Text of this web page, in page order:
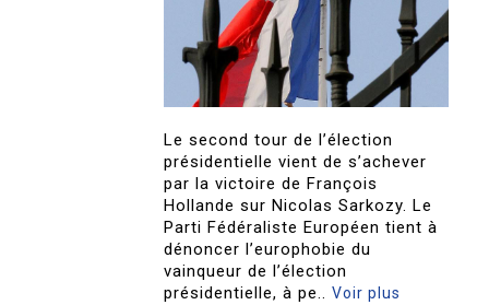
Le second tour de l’élection
présidentielle vient de s’achever
par la victoire de François
Hollande sur Nicolas Sarkozy. Le
Parti Fédéraliste Européen tient à
dénoncer l’europhobie du
vainqueur de l’élection
présidentielle, à pe..Voir plus